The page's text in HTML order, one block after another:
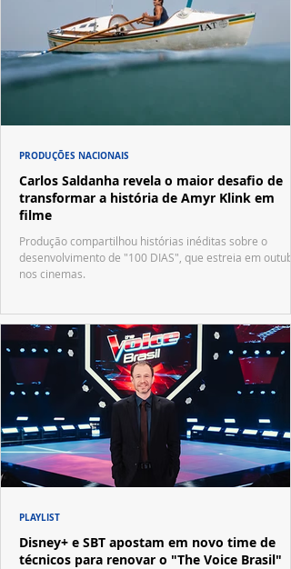
Carlos Saldanha revela o maior desafio de
transformar a história de Amyr Klink em
filme
Produção compartilhou histórias inéditas sobre o
desenvolvimento de "100 DIAS", que estreia em
nos cinemas.
PRODUÇÕES NACIONAIS
Disney+ e SBT apostam em novo time de
técnicos para renovar o "The Voice Brasil"
PLAYLIST